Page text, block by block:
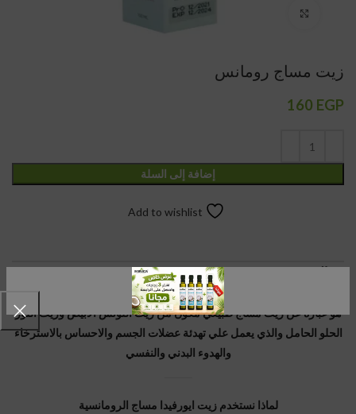
Click to enlarge
زيت مساج رومانس
160 EGP
إضافة إلى السلة
Add to wishlist
الوصف
زيت ايورفيدا مساج الرومانسية
هو عبارة عن زيت مساج طبيعي مكون من زيت اللوتس الأبيض وزيت اللوز
الحلو الحامل والذي يعمل علي تهدئة عضلات الجسم والاحساس بالاسترخاء
والهدوء البدني والنفسي
لماذا نستخدم زيت ايورفيدا مساج الرومانسية